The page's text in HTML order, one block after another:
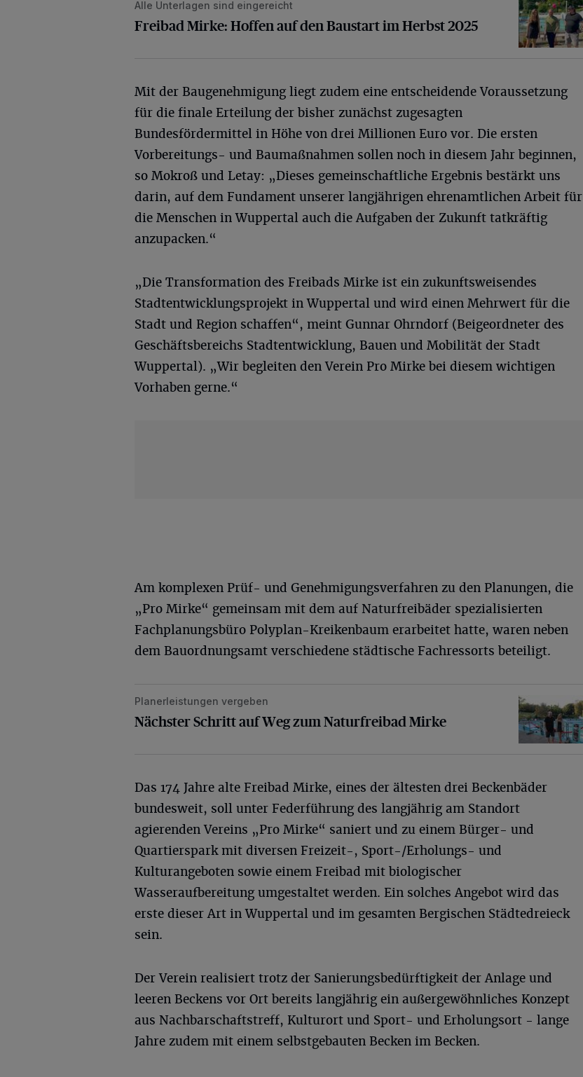
Freibad Mirke: Hoffen auf den Baustart im Herbst 2025
Alle Unterlagen sind eingereicht
Freibad Mirke: Hoffen auf den Baustart im Herbst 2025
Mit der Baugenehmigung liegt zudem eine entscheidende Voraussetzung
für die ﬁnale Erteilung der bisher zunächst zugesagten
Bundesfördermittel in Höhe von drei Millionen Euro vor. Die ersten
Vorbereitungs- und Baumaßnahmen sollen noch in diesem Jahr beginnen,
so Mokroß und Letay: „Dieses gemeinschaftliche Ergebnis bestärkt uns
darin, auf dem Fundament unserer langjährigen ehrenamtlichen Arbeit für
die Menschen in Wuppertal auch die Aufgaben der Zukunft tatkräftig
anzupacken.“
„Die Transformation des Freibads Mirke ist ein zukunftsweisendes
Stadtentwicklungsprojekt in Wuppertal und wird einen Mehrwert für die
Stadt und Region schaffen“, meint Gunnar Ohrndorf (Beigeordneter des
Geschäftsbereichs Stadtentwicklung, Bauen und Mobilität der Stadt
Wuppertal). „Wir begleiten den Verein Pro Mirke bei diesem wichtigen
Vorhaben gerne.“
Am komplexen Prüf- und Genehmigungsverfahren zu den Planungen, die
„Pro Mirke“ gemeinsam mit dem auf Naturfreibäder spezialisierten
Fachplanungsbüro Polyplan-Kreikenbaum erarbeitet hatte, waren neben
dem Bauordnungsamt verschiedene städtische Fachressorts beteiligt.
Nächster Schritt auf Weg zum Naturfreibad Mirke
Planerleistungen vergeben
Nächster Schritt auf Weg zum Naturfreibad Mirke
Das 174 Jahre alte Freibad Mirke, eines der ältesten drei Beckenbäder
bundesweit, soll unter Federführung des langjährig am Standort
agierenden Vereins „Pro Mirke“ saniert und zu einem Bürger- und
Quartierspark mit diversen Freizeit-, Sport-/Erholungs- und
Kulturangeboten sowie einem Freibad mit biologischer
Wasseraufbereitung umgestaltet werden. Ein solches Angebot wird das
erste dieser Art in Wuppertal und im gesamten Bergischen Städtedreieck
sein.
Der Verein realisiert trotz der Sanierungsbedürftigkeit der Anlage und
leeren Beckens vor Ort bereits langjährig ein außergewöhnliches Konzept
aus Nachbarschaftstreff, Kulturort und Sport- und Erholungsort - lange
Jahre zudem mit einem selbstgebauten Becken im Becken.